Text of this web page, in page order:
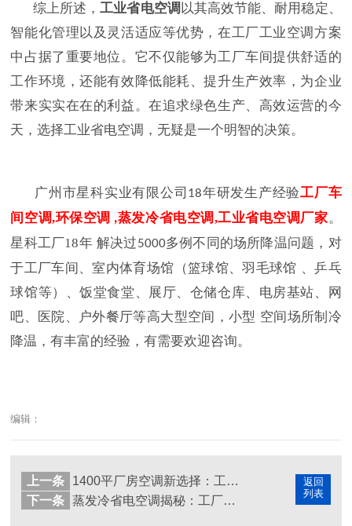
综上所述，工业省电空调以其高效节能、耐用稳定、
智能化管理以及灵活适应等优势，在工厂工业空调方案
中占据了重要地位。它不仅能够为工厂车间提供舒适的
工作环境，还能有效降低能耗、提升生产效率，为企业
带来实实在在的利益。在追求绿色生产、高效运营的今
天，选择工业省电空调，无疑是一个明智的决策。
广州市星科实业有限公司 18年研发生产经验工厂车
间空调,环保空调 ,蒸发冷省电空调,工业省电空调厂家。
星科工厂18年 解决过5000多例不同的场所降温问题，对
于工厂车间、室内体育场馆（篮球馆、羽毛球馆 、乒乓
球馆等）
、饭堂食堂、展厅、仓储仓库、电房基站、网
吧、医院、户外餐厅等高大型空间， 小型 空间场所制冷
降温，有丰富的经验，有需要欢迎咨询。
编辑：
返回
列表
上一条
1400平厂房空调新选择：工业省电空调带来高效与节能
下一条
蒸发冷省电空调揭秘：工厂降温高效方案，你了解了吗？